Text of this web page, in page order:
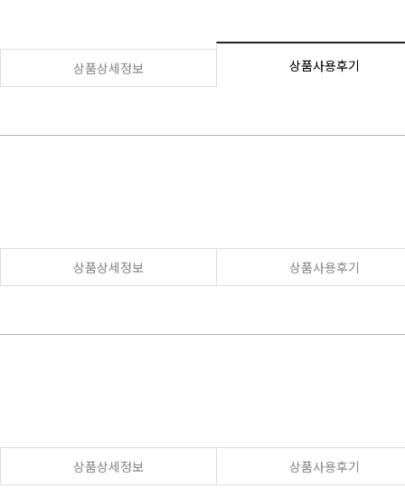
상품상세정보 상품사용후기
상품상세정보 상품사용후기
상품상세정보 상품사용후기